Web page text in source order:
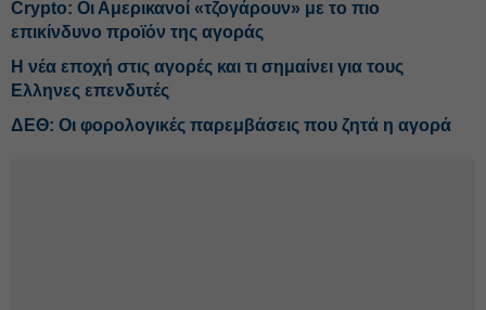
Crypto: Οι Αμερικανοί «τζογάρουν» με το πιο
επικίνδυνο προϊόν της αγοράς
Η νέα εποχή στις αγορές και τι σημαίνει για τους
Ελληνες επενδυτές
ΔΕΘ: Οι φορολογικές παρεμβάσεις που ζητά η αγορά